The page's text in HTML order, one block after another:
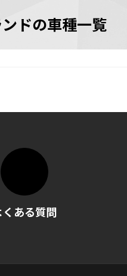
ドの車種一覧
くある質問